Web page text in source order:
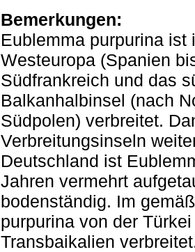
Bemerkungen:
Eublemma purpurina
Westeuropa (Spanien
Südfrankreich und das
Balkanhalbinsel (nach
Südpolen) verbreitet.
Verbreitungsinseln
Deutschland ist
Jahren vermehrt
bodenständig. Im
purpurina von der
Transbaikalien